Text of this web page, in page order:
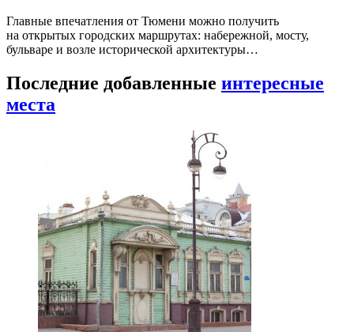
Главные впечатления от Тюмени можно получить
на открытых городских маршрутах: набережной, мосту,
бульваре и возле исторической архитектуры…
Последние добавленные интересные
места